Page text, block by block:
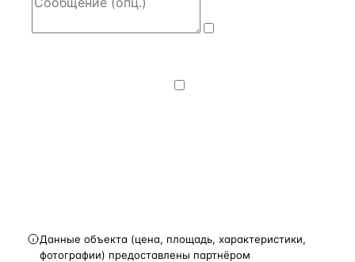
Данные объекта (цена, площадь, характеристики,
фотографии) предоставлены партнёром